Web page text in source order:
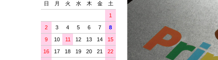
日 月 火 水 木 金 土
1
2 3 4 5 6 7 8
9 10 11 12 13 14 15
16 17 18 19 20 21 22